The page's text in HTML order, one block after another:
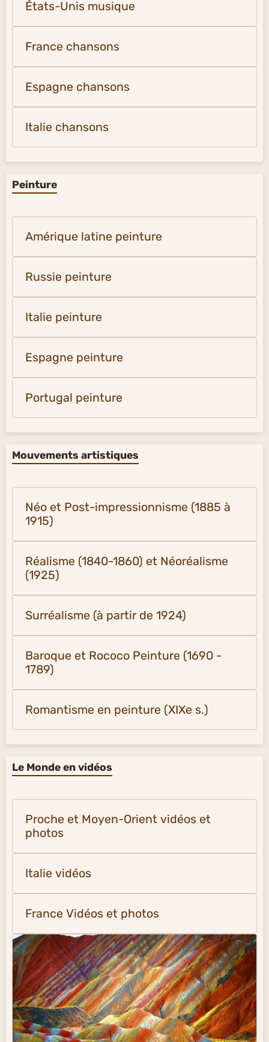
États-Unis musique
France chansons
Espagne chansons
Italie chansons
Peinture
Amérique latine peinture
Russie peinture
Italie peinture
Espagne peinture
Portugal peinture
Mouvements artistiques
Néo et Post-impressionnisme (1885 à
1915)
Réalisme (1840-1860) et Néoréalisme
(1925)
Surréalisme (à partir de 1924)
Baroque et Rococo Peinture (1690 -
1789)
Romantisme en peinture (XIXe s.)
Le Monde en vidéos
Proche et Moyen-Orient vidéos et
photos
Italie vidéos
France Vidéos et photos